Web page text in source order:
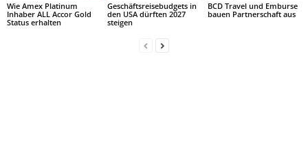
Wie Amex Platinum
Inhaber ALL Accor Gold
Status erhalten
Geschäftsreisebudgets in
den USA dürften 2027
steigen
BCD Travel und Emburse
bauen Partnerschaft aus